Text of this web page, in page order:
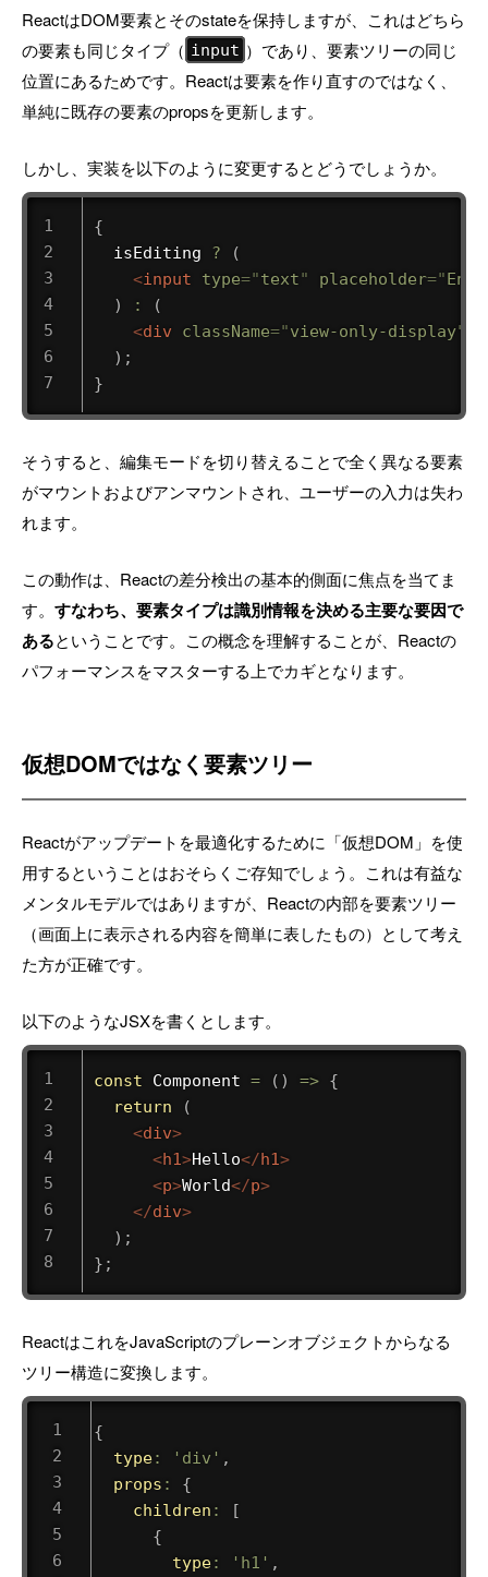
ReactはDOM要素とそのstateを保持しますが、これはどちら
の要素も同じタイプ（ input ）であり、要素ツリーの同じ
位置にあるためです。Reactは要素を作り直すのではなく、
単純に既存の要素のpropsを更新します。
しかし、実装を以下のように変更するとどうでしょうか。
{
  isEditing
?
(
<input type="text" placeholder="
)
:
(
<div className="view-only-display"
) ;
}
そうすると、編集モードを切り替えることで全く異なる要素
がマウントおよびアンマウントされ、ユーザーの入力は失わ
れます。
この動作は、Reactの差分検出の基本的側面に焦点を当てま
す。 すなわち、要素タイプは識別情報を決める主要な要因で
あるということです。この概念を理解することが、Reactの
パフォーマンスをマスターする上でカギとなります。
仮想DOMではなく要素ツリー
Reactがアップデートを最適化するために「仮想DOM」を使
用するということはおそらくご存知でしょう。これは有益な
メンタルモデルではありますが、Reactの内部を要素ツリー
（画面上に表示される内容を簡単に表したもの）として考え
た方が正確です。
以下のようなJSXを書くとします。
const Component = ( ) => {
return
(
<div>
<h1>Hello</h1>
<p>World</p>
</div>
) ;
} ;
ReactはこれをJavaScriptのプレーンオブジェクトからなる
ツリー構造に変換します。
{
type: 'div' ,
props :
{
children :
[
{
type: 'h1' ,